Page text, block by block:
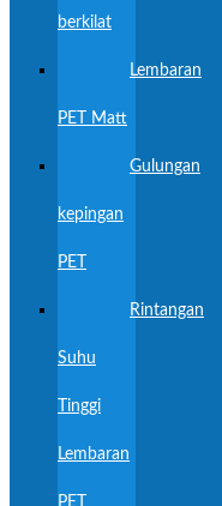
berkilat
Lembaran
PET Matt
Gulungan
kepingan
PET
Rintangan
Suhu
Tinggi
Lembaran
PET